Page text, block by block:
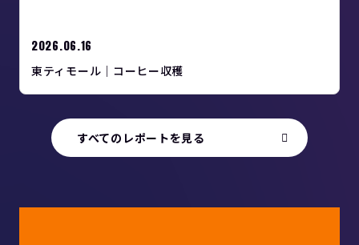
2026.06.16
東ティモール｜コーヒー収穫
すべてのレポートを見る